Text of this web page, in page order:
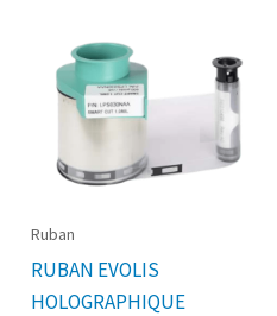
Ruban
RUBAN EVOLIS
HOLOGRAPHIQUE